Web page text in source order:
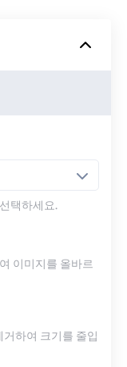
서
택하세요.
이미지를 올바르
거하여 크기를 줄입